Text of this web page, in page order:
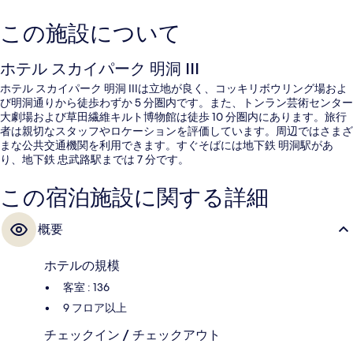
この施設について
ホテル スカイパーク 明洞 III
ホテル スカイパーク 明洞 IIIは立地が良く、コッキリボウリング場およ
び明洞通りから徒歩わずか 5 分圏内です。また、トンラン芸術センター
大劇場および草田繊維キルト博物館は徒歩 10 分圏内にあります。旅行
者は親切なスタッフやロケーションを評価しています。周辺ではさまざ
まな公共交通機関を利用できます。すぐそばには地下鉄 明洞駅があ
り、地下鉄 忠武路駅までは 7 分です。
この宿泊施設に関する詳細
概要
ホテルの規模
客室 : 136
9 フロア以上
チェックイン / チェックアウト